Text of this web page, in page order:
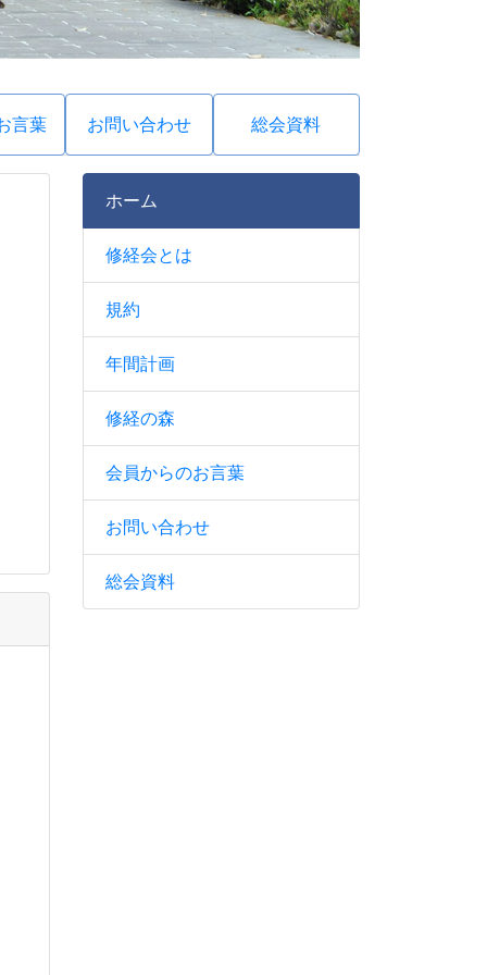
言葉 お問い合わせ 総会資料
ホーム
修経会とは
規約
年間計画
修経の森
会員からのお言葉
お問い合わせ
総会資料